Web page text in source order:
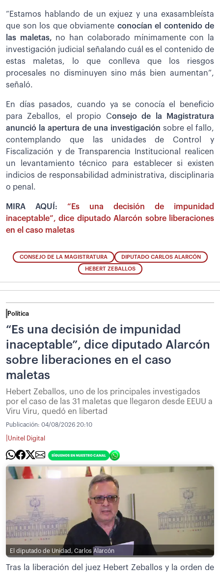
“Estamos hablando de un exjuez y una exasambleísta
que son los que obviamente conocían el contenido de
las maletas, no han colaborado mínimamente con la
investigación judicial señalando cuál es el contenido de
estas maletas, lo que conlleva que los riesgos
procesales no disminuyen sino más bien aumentan”,
señaló.
En días pasados, cuando ya se conocía el beneficio
para Zeballos, el propio Consejo de la Magistratura
anunció la apertura de una investigación sobre el fallo,
contemplando que las unidades de Control y
Fiscalización y de Transparencia Institucional realicen
un levantamiento técnico para establecer si existen
indicios de responsabilidad administrativa, disciplinaria
o penal.
MIRA AQUÍ: “Es una decisión de impunidad
inaceptable”, dice diputado Alarcón sobre liberaciones
en el caso maletas
CONSEJO DE LA MAGISTRATURA DIPUTADO CARLOS ALARCÓN
HEBERT ZEBALLOS
Política
“Es una decisión de impunidad
inaceptable”, dice diputado Alarcón
sobre liberaciones en el caso
maletas
Hebert Zeballos, uno de los principales investigados
por el caso de las 31 maletas que llegaron desde EEUU a
Viru Viru, quedó en libertad
Publicación: 04/08/2026 20:10
Unitel Digital
El diputado de Unidad, Carlos Alarcón
Tras la liberación del juez Hebert Zeballos y la orden de